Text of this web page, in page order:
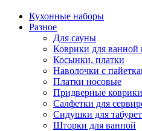
Кухонные наборы
Разное
Для сауны
Коврики для ванной
Косынки, платки
Наволочки с
Платки носовые
Придверные коврики
Салфетки для
Сидушки для
Шторки для ванной